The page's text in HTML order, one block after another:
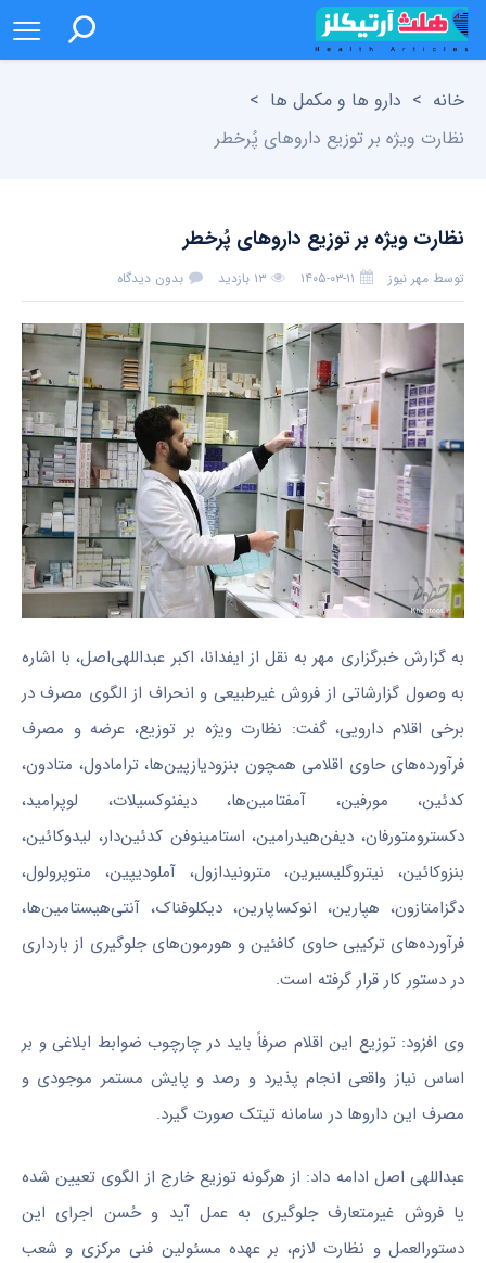
خانه > دارو ها و مکمل ها >
نظارت ویژه بر توزیع داروهای پُرخطر
نظارت ویژه بر توزیع داروهای پُرخطر
توسط مهر نیوز ۱۴۰۵-۰۳-۱۱ ۱۳ بازدید بدون دیدگاه
به گزارش خبرگزاری مهر به نقل از ایفدانا، اکبر عبداللهی‌اصل، با اشاره
به وصول گزارشاتی از فروش غیرطبیعی و انحراف از الگوی مصرف در
برخی اقلام دارویی، گفت: نظارت ویژه بر توزیع، عرضه و مصرف
فرآورده‌های حاوی اقلامی همچون بنزودیازپین‌ها، ترامادول، متادون،
کدئین، مورفین، آمفتامین‌ها، دیفنوکسیلات، لوپرامید،
دکسترومتورفان، دیفن‌هیدرامین، استامینوفن کدئین‌دار، لیدوکائین،
بنزوکائین، نیتروگلیسیرین، مترونیدازول، آملودیپین، متوپرولول،
دگزامتازون، هپارین، انوکساپارین، دیکلوفناک، آنتی‌هیستامین‌ها،
فرآورده‌های ترکیبی حاوی کافئین و هورمون‌های جلوگیری از بارداری
در دستور کار قرار گرفته است.
وی افزود: توزیع این اقلام صرفاً باید در چارچوب ضوابط ابلاغی و بر
اساس نیاز واقعی انجام پذیرد و رصد و پایش مستمر موجودی و
مصرف این داروها در سامانه تیتک صورت گیرد.
عبداللهی اصل ادامه داد: از هرگونه توزیع خارج از الگوی تعیین‌ شده
یا فروش غیرمتعارف جلوگیری به عمل آید و حُسن اجرای این
دستورالعمل و نظارت لازم، بر عهده مسئولین فنی مرکزی و شعب